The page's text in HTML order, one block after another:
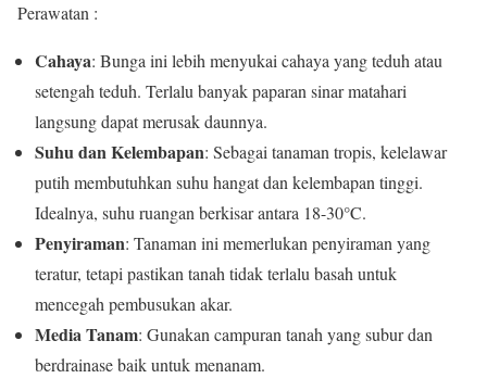
Perawatan :
Cahaya: Bunga ini lebih menyukai cahaya yang teduh atau
setengah teduh. Terlalu banyak paparan sinar matahari
langsung dapat merusak daunnya.
Suhu dan Kelembapan: Sebagai tanaman tropis, kelelawar
putih membutuhkan suhu hangat dan kelembapan tinggi.
Idealnya, suhu ruangan berkisar antara 18-30°C.
Penyiraman: Tanaman ini memerlukan penyiraman yang
teratur, tetapi pastikan tanah tidak terlalu basah untuk
mencegah pembusukan akar.
Media Tanam: Gunakan campuran tanah yang subur dan
berdrainase baik untuk menanam.